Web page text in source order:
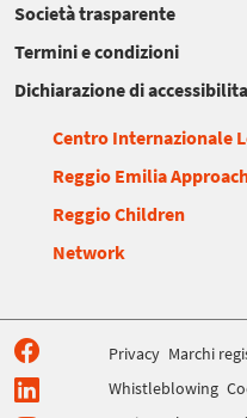
Società trasparente
Termini e condizioni
Dichiarazione di accessibilita
Centro Internazionale
Reggio Emilia
Reggio Children
Network
Privacy Marchi
Whistleblowing